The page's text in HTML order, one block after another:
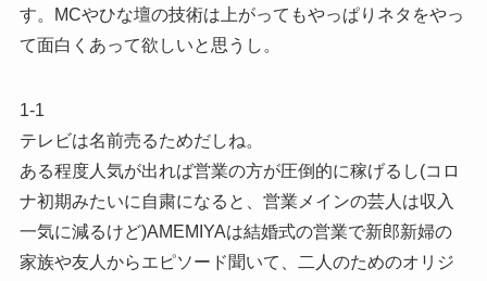
す。MCやひな壇の技術は上がってもやっぱりネタをやっ
て面白くあって欲しいと思うし。
1-1
テレビは名前売るためだしね。
ある程度人気が出れば営業の方が圧倒的に稼げるし(コロ
ナ初期みたいに自粛になると、営業メインの芸人は収入
一気に減るけど)AMEMIYAは結婚式の営業で新郎新婦の
家族や友人からエピソード聞いて、二人のためのオリジ